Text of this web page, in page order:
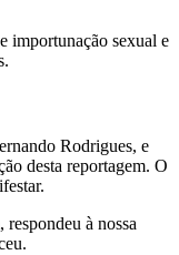
importunação sexual e
Rodrigues, e
desta reportagem. O
à nossa